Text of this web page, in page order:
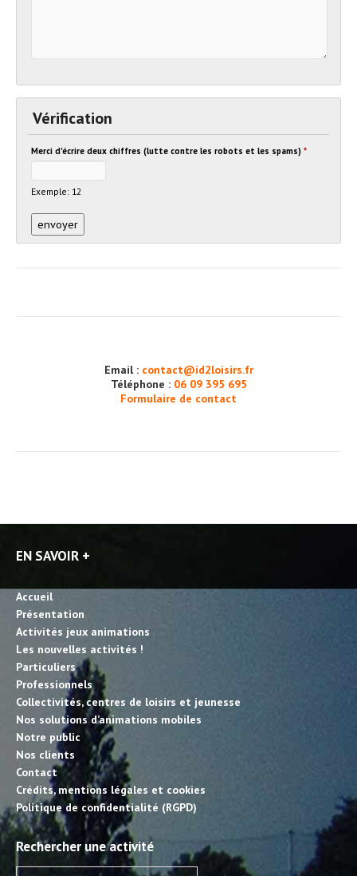
Vérification
Merci d'écrire deux chiffres (lutte contre les robots et les spams) *
Exemple: 12
Email : contact@id2loisirs.fr
Téléphone : 06 09 395 695
Formulaire de contact
EN SAVOIR +
Accueil
Présentation
Activités jeux animations
Les nouvelles activités !
Particuliers
Professionnels
Collectivités, centres de loisirs et jeunesse
Nos solutions d’animations mobiles
Notre public
Nos clients
Contact
Crédits, mentions légales et cookies
Politique de confidentialité (RGPD)
Rechercher une activité